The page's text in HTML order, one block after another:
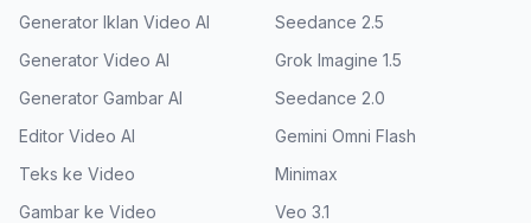
Generator Iklan Video AI
Generator Video AI
Generator Gambar AI
Editor Video AI
Teks ke Video
Gambar ke Video
Seedance 2.5
Grok Imagine 1.5
Seedance 2.0
Gemini Omni Flash
Minimax
Veo 3.1